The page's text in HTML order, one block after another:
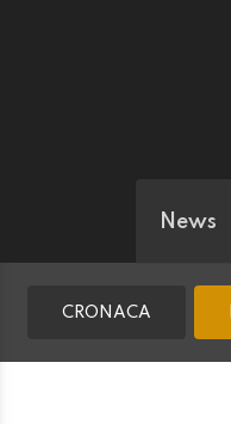
News
CRONACA